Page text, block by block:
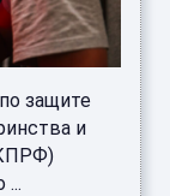
защите
и
...